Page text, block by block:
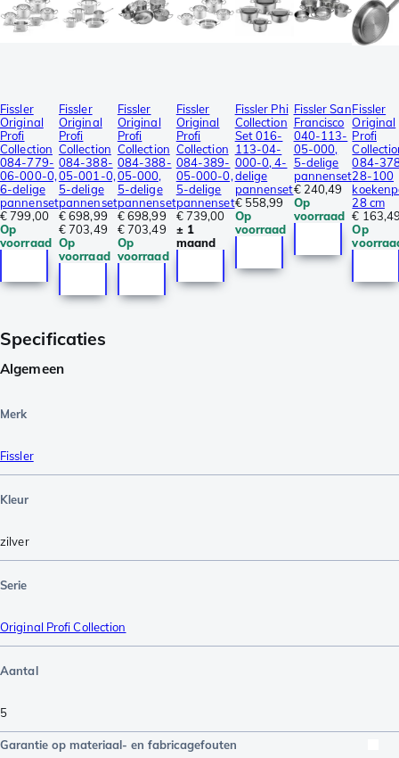
Fissler
Original
Profi
Collection
084-779-
06-000-0,
6-delige
pannenset
€ 799,00
Op
voorraad
Fissler
Original
Profi
Collection
084-388-
05-001-0,
5-delige
pannenset
€ 698,99
€ 703,49
Op
voorraad
Fissler
Original
Profi
Collection
084-388-
05-000,
5-delige
pannenset
€ 698,99
€ 703,49
Op
voorraad
Fissler
Original
Profi
Collection
084-389-
05-000-0,
5-delige
pannenset
€ 739,00
± 1
maand
Fissler Phi
Collection
Set 016-
113-04-
000-0, 4-
delige
pannenset
€ 558,99
Op
voorraad
Fissler San
Francisco
040-113-
05-000,
5-delige
pannenset
€ 240,49
Op
voorraad
Fissler
Original
Profi
084-
28-100
28 cm
€
Op
Specificaties
Algemeen
Merk
Fissler
Kleur
zilver
Serie
Original Profi Collection
Aantal
5
Garantie op materiaal- en fabricagefouten